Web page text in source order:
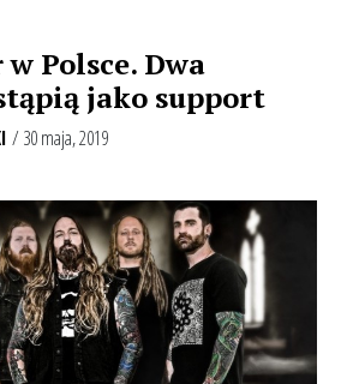
Polsce. Dwa
jako support
/ 30 maja, 2019